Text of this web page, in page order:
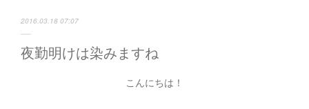
2016.03.18 07:07
夜勤明けは染みますね
こんにちは！